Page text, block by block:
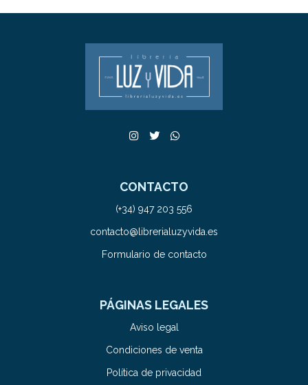
CONTACTO
(+34) 947 203 556
contacto@librerialuzyvida.es
Formulario de contacto
PÁGINAS LEGALES
Aviso legal
Condiciones de venta
Política de privacidad